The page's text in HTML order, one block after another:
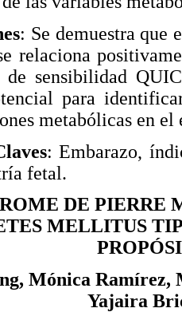
: Se demuestra
relaciona
de sensibilidad
para
metabólicas en el
: Embarazo,
fetal.
DE PIERRE
MELLITUS
Mónica
Yajaira